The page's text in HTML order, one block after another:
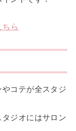
ちら
コテが全スタジ
ジオにはサロン